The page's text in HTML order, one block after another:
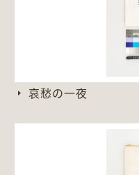
哀愁の一夜